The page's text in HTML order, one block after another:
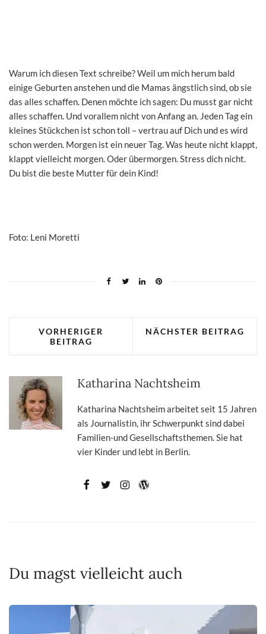
Warum ich diesen Text schreibe? Weil um mich herum bald
einige Geburten anstehen und die Mamas ängstlich sind, ob sie
das alles schaffen. Denen möchte ich sagen: Du musst gar nicht
alles schaffen. Und vorallem nicht von Anfang an. Jeden Tag ein
kleines Stückchen ist schon toll – vertrau auf Dich und es wird
schon werden. Morgen ist ein neuer Tag. Was heute nicht klappt,
klappt vielleicht morgen. Oder übermorgen. Stress dich nicht.
Du bist die beste Mutter für dein Kind!
Foto: Leni Moretti
VORHERIGER
BEITRAG
NÄCHSTER BEITRAG
Katharina Nachtsheim
Katharina Nachtsheim arbeitet seit 15 Jahren
als Journalistin, ihr Schwerpunkt sind dabei
Familien-und Gesellschaftsthemen. Sie hat
vier Kinder und lebt in Berlin.
Du magst vielleicht auch